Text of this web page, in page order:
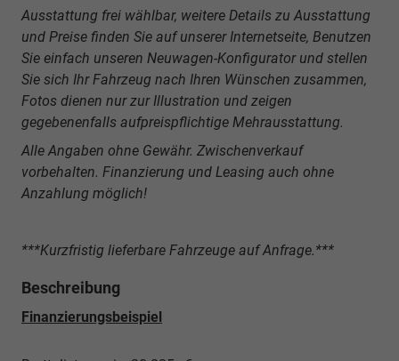
Ausstattung frei wählbar, weitere Details zu Ausstattung
und Preise finden Sie auf unserer Internetseite, Benutzen
Sie einfach unseren Neuwagen-Konfigurator und stellen
Sie sich Ihr Fahrzeug nach Ihren Wünschen zusammen,
Fotos dienen nur zur Illustration und zeigen
gegebenenfalls aufpreispflichtige Mehrausstattung.
Alle Angaben ohne Gewähr. Zwischenverkauf
vorbehalten. Finanzierung und Leasing auch ohne
Anzahlung möglich!
***Kurzfristig lieferbare Fahrzeuge auf Anfrage.***
Beschreibung
Finanzierungsbeispiel